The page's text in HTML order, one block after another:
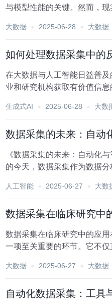
与模型性能的关键。然而，
影响后续分析的准确性和模
大数据 2025-06-28 大数据
如何处理数据采集中的
在大数据与人工智能日益普
业和研究机构获取有价值信
抓取，设置了复杂的反爬机
生成式AI 2025-06-28 大数
数据采集的未来：自动
《数据采集的未来：自动化
的今天，数据采集作为数据
逐步迈向自动化与智能化的
人工智能 2025-06-27 大数
数据采集在临床研究中
数据采集在临床研究中的应
一项至关重要的环节。它不
的飞速发展，数据采集手段
大数据 2025-06-27 大数据
自动化数据采集：工具